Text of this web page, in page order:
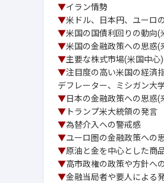
▼イラン情勢
▼米ドル、日本円、ユーロ
▼米国の国債利回りの動向(
▼米国の金融政策への思惑(
▼主要な株式市場(米国中心
▼注目度の高い米国の経済
デフレーター、ミシガン大
▼日本の金融政策への思惑
▼ トランプ米大統領の発言
▼為替介入への警戒感
▼ユーロ圏の金融政策への
▼原油と金を中心とした商
▼高市政権の政策や方針へ
▼金融当局者や要人による